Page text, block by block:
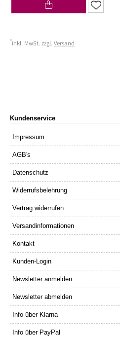
*inkl. MwSt. zzgl. Versand
Kundenservice
Impressum
AGB's
Datenschutz
Widerrufsbelehrung
Vertrag widerrufen
Versandinformationen
Kontakt
Kunden-Login
Newsletter anmelden
Newsletter abmelden
Info über Klarna
Info über PayPal